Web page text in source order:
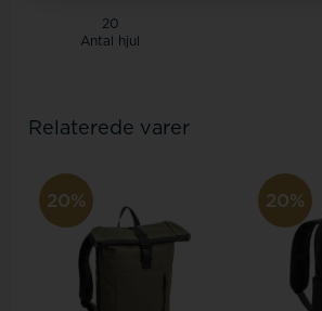
20
Antal hjul
Relaterede varer
20% 20%